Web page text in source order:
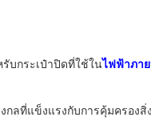
รับกระเป๋าปิดที่ใช้ในไฟฟ้าภา
ลที่แข็งแรงกับการคุ้มครอง